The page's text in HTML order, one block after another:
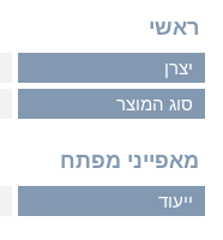
ראשי
יצרן
סוג המוצר
מאפייני מפתח
ייעוד